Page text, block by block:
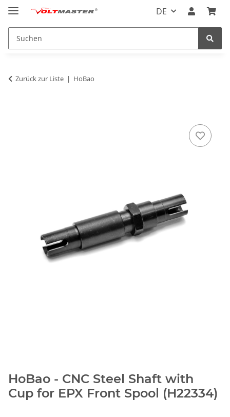
DE
Zurück zur Liste HoBao
HoBao - CNC Steel Shaft with
Cup for EPX Front Spool (H22334)